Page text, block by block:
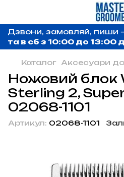
Дзвони, замовляй, пиши
та в сб з 10:00 до 13:00
Каталог Аксесуари до
Ножовий блок
Sterling 2,
02068-1101
Артикул: 02068-1101